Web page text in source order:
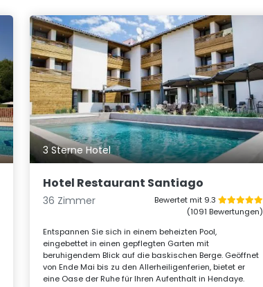
3 Sterne Hotel
Hotel Restaurant Santiago
36 Zimmer
Bewertet mit 9.3
(1091 Bewertungen)
Entspannen Sie sich in einem beheizten Pool,
eingebettet in einen gepflegten Garten mit
beruhigendem Blick auf die baskischen Berge. Geöffnet
von Ende Mai bis zu den Allerheiligenferien, bietet er
eine Oase der Ruhe für Ihren Aufenthalt in Hendaye.